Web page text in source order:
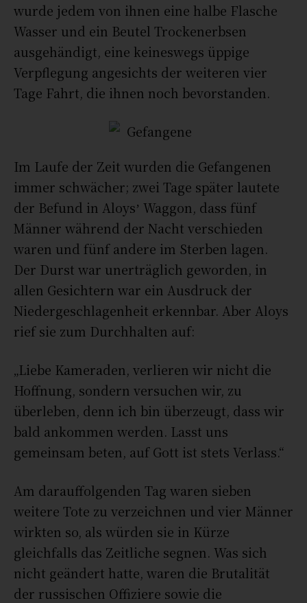
wurde jedem von ihnen eine halbe Flasche
Wasser und ein Beutel Trockenerbsen
ausgehändigt, eine keineswegs üppige
Verpflegung angesichts der weiteren vier
Tage Fahrt, die ihnen noch bevorstanden.
Im Laufe der Zeit wurden die Gefangenen
immer schwächer; zwei Tage später lautete
der Befund in Aloysʼ Waggon, dass fünf
Männer während der Nacht verschieden
waren und fünf andere im Sterben lagen.
Der Durst war unerträglich geworden, in
allen Gesichtern war ein Ausdruck der
Niedergeschlagenheit erkennbar. Aber Aloys
rief sie zum Durchhalten auf:
„Liebe Kameraden, verlieren wir nicht die
Hoffnung, sondern versuchen wir, zu
überleben, denn ich bin überzeugt, dass wir
bald ankommen werden. Lasst uns
gemeinsam beten, auf Gott ist stets Verlass.“
Am darauffolgenden Tag waren sieben
weitere Tote zu verzeichnen und vier Männer
wirkten so, als würden sie in Kürze
gleichfalls das Zeitliche segnen. Was sich
nicht geändert hatte, waren die Brutalität
der russischen Offiziere sowie die